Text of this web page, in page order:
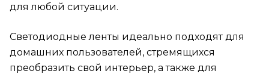
для любой ситуации.
Светодиодные ленты идеально подходят для
домашних пользователей, стремящихся
преобразить свой интерьер, а также для